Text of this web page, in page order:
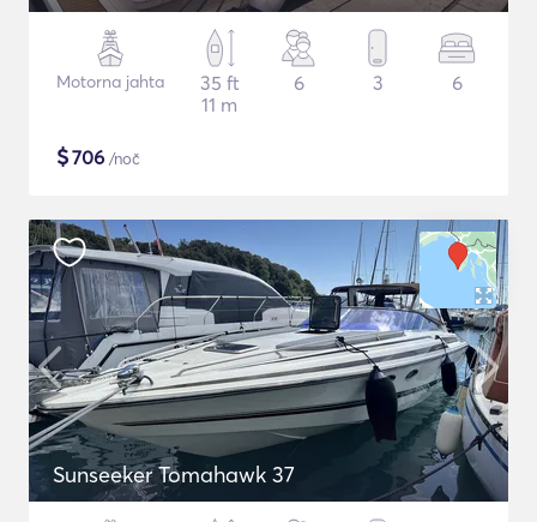
Motorna jahta
35 ft
11 m
6 3 6
$706 /noč
Sunseeker Tomahawk 37